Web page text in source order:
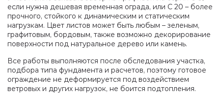
если нужна дешевая временная ограда, или С 20 – более
прочного, стойкого к динамическим и статическим
нагрузкам. Цвет листов может быть любым – зеленым,
графитовым, бордовым, также возможно декорирование
поверхности под натуральное дерево или камень.
Все работы выполняются после обследования участка,
подбора типа фундамента и расчетов, поэтому готовое
ограждение не деформируется под воздействием
ветровых и других нагрузок, не боится подтопления.